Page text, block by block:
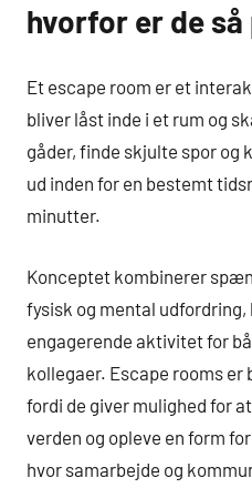
hvorfor er de
Et escape room er et
bliver låst inde i et rum og
gåder, finde skjulte spor og
ud inden for en bestemt
minutter.
Konceptet kombinerer
fysisk og mental
engagerende aktivitet for
kollegaer. Escape rooms
fordi de giver mulighed for
verden og opleve en form
hvor samarbejde og